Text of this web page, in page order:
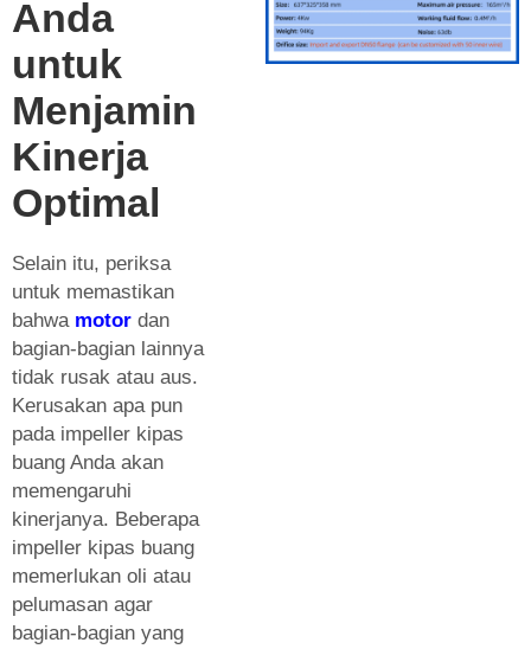
Anda
untuk
Menjamin
Kinerja
Optimal
Selain itu, periksa
untuk memastikan
bahwa motor dan
bagian-bagian lainnya
tidak rusak atau aus.
Kerusakan apa pun
pada impeller kipas
buang Anda akan
memengaruhi
kinerjanya. Beberapa
impeller kipas buang
memerlukan oli atau
pelumasan agar
bagian-bagian yang